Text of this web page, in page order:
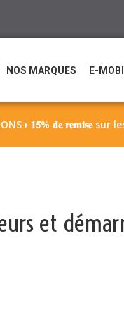
NOS MARQUES E-
 𝟏𝟓% 𝐝𝐞 𝐫𝐞𝐦𝐢𝐬𝐞
et